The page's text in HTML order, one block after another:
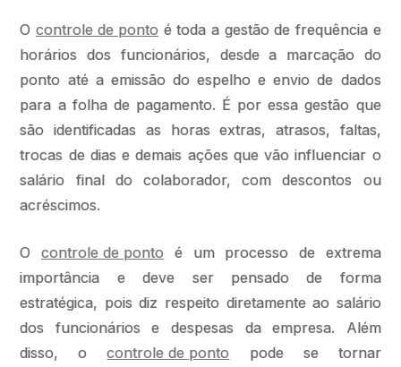
Ocontrole de ponto é toda a gestão de frequência e
horários dos funcionários, desde a marcação do
ponto até a emissão do espelho e envio de dados
para a folha de pagamento. É por essa gestão que
são identificadas as horas extras, atrasos, faltas,
trocas de dias e demais ações que vão influenciar o
salário final do colaborador, com descontos ou
acréscimos.
Ocontrole de ponto é um processo de extrema
importância e deve ser pensado de forma
estratégica, pois diz respeito diretamente ao salário
dos funcionários e despesas da empresa. Além
disso, ocontrole de ponto pode se tornar